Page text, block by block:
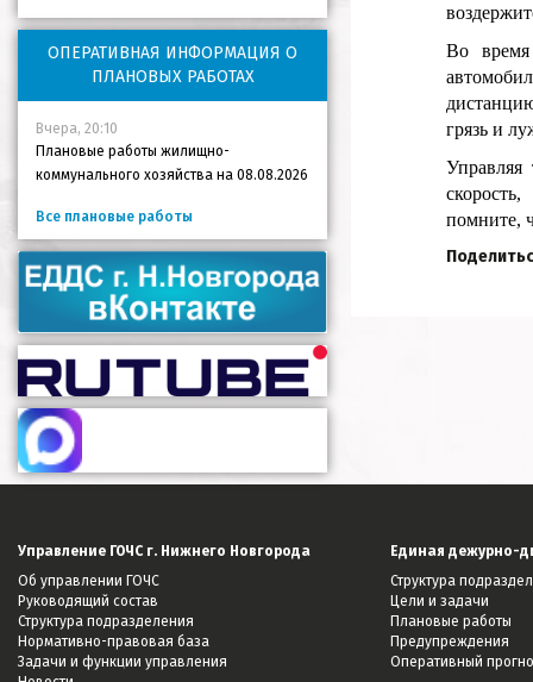
ОПЕРАТИВНАЯ ИНФОРМАЦИЯ О
ПЛАНОВЫХ РАБОТАХ
Вчера, 20:10
Плановые работы жилищно-
коммунального хозяйства на 08.08.2026
Все плановые работы
Во время
грязь и
Управляя
помните,
Управление ГОЧС г. Нижнего Новгорода
Об управлении ГОЧС
Руководящий состав
Структура подразделения
Нормативно-правовая база
Задачи и функции управления
Единая дежурно-
Структура
Цели и задачи
Плановые работы
Предупреждения
Оперативный